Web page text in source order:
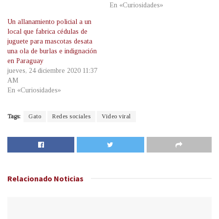
En «Curiosidades»
Un allanamiento policial a un
local que fabrica cédulas de
juguete para mascotas desata
una ola de burlas e indignación
en Paraguay
jueves, 24 diciembre 2020 11:37
AM
En «Curiosidades»
Tags: Gato Redes sociales Video viral
Relacionado Noticias